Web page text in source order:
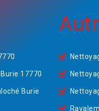
17770
Burie